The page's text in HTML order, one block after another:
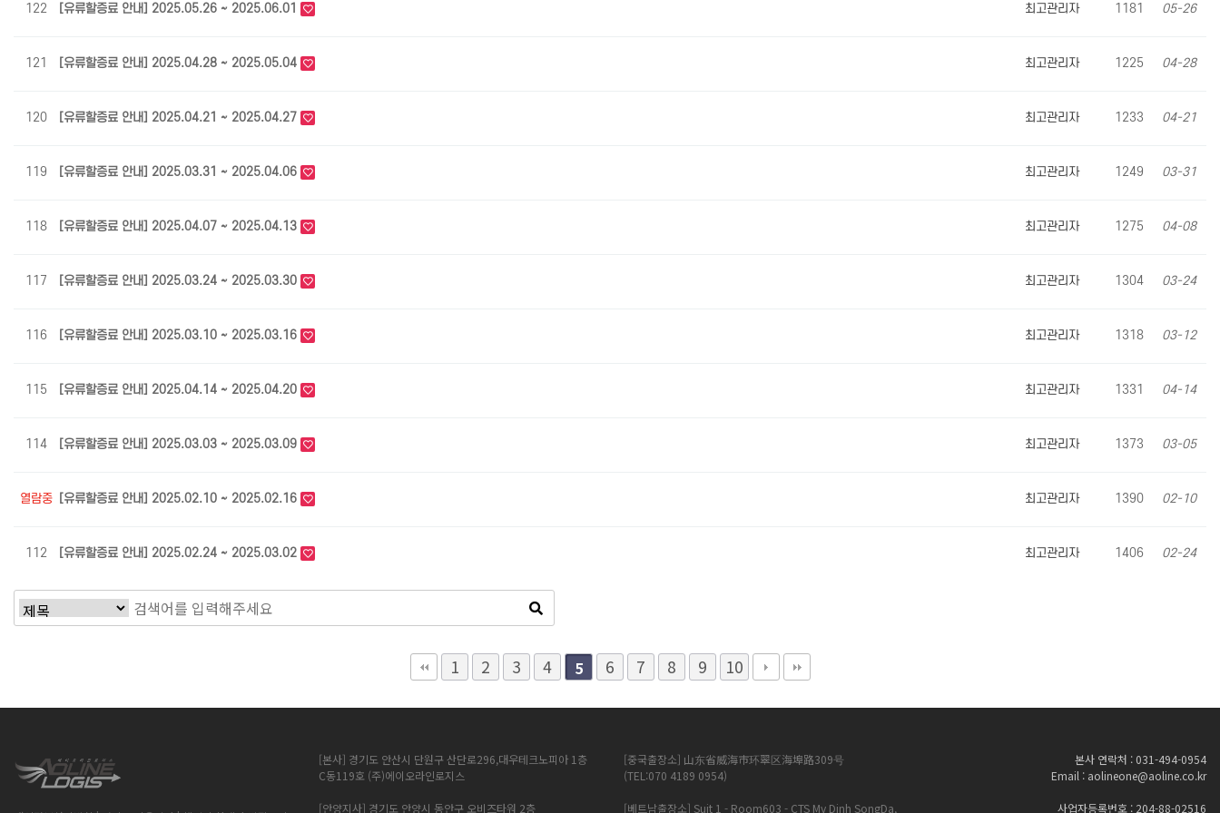
122 [유류할증료 안내] 2025.05.26 ~ 2025.06.01 최고관리자 1181 05-26
121 [유류할증료 안내] 2025.04.28 ~ 2025.05.04 최고관리자 1225 04-28
120 [유류할증료 안내] 2025.04.21 ~ 2025.04.27 최고관리자 1233 04-21
119 [유류할증료 안내] 2025.03.31 ~ 2025.04.06 최고관리자 1249 03-31
118 [유류할증료 안내] 2025.04.07 ~ 2025.04.13 최고관리자 1275 04-08
117 [유류할증료 안내] 2025.03.24 ~ 2025.03.30 최고관리자 1304 03-24
116 [유류할증료 안내] 2025.03.10 ~ 2025.03.16 최고관리자 1318 03-12
115 [유류할증료 안내] 2025.04.14 ~ 2025.04.20 최고관리자 1331 04-14
114 [유류할증료 안내] 2025.03.03 ~ 2025.03.09 최고관리자 1373 03-05
열람중 [유류할증료 안내] 2025.02.10 ~ 2025.02.16 최고관리자 1390 02-10
112 [유류할증료 안내] 2025.02.24 ~ 2025.03.02 최고관리자 1406 02-24
1 2 3 4 5 6 7 8 9 10
[본사] 경기도 안산시 단원구 산단로296,대우테크노피아 1층
C동119호 (주)에이오라인로지스
[안양지사] 경기도 안양시 동안구 오비즈타워 2층
[중국출장소] 山东省威海市环翠区海埠路309号
(TEL:070 4189 0954)
[베트남출장소] Suit 1 - Room603 - CTS My Dinh SongDa,
본사 연락처 : 031-494-0954
Email : aolineone@aoline.co.kr
사업자등록번호 : 204-88-02516